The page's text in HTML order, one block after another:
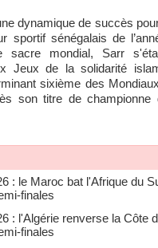
dynamique de succès
sportif sénégalais de
sacre mondial, Sarr
Jeux de la solidarité
sixième des
son titre de championne
: le Maroc bat l'Afrique du
finales
: l'Algérie renverse la Côte
finales